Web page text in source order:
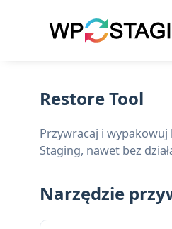
Restore Tool
Przywracaj i wypakowuj
Staging, nawet bez
Narzędzie